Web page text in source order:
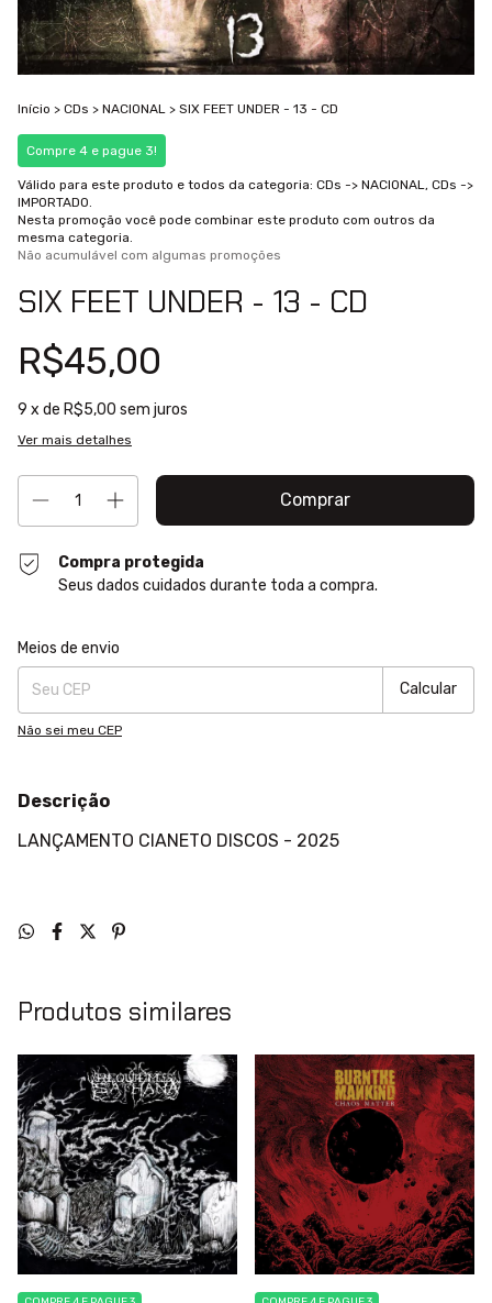
Início > CDs > NACIONAL > SIX FEET UNDER - 13 - CD
Compre 4 e pague 3!
Válido para este produto e todos da categoria: CDs -> NACIONAL, CDs ->
IMPORTADO.
Nesta promoção você pode combinar este produto com outros da
mesma categoria.
Não acumulável com algumas promoções
SIX FEET UNDER - 13 - CD
R$45,00
9 x de R$5,00 sem juros
Ver mais detalhes
Compra protegida
Seus dados cuidados durante toda a compra.
Entregas para o CEP:
Meios de envio
Calcular
Não sei meu CEP
Descrição
LANÇAMENTO CIANETO DISCOS - 2025
Produtos similares